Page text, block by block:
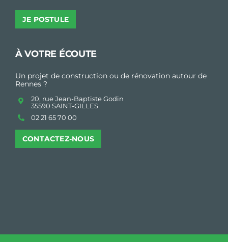
JE POSTULE
À VOTRE ÉCOUTE
Un projet de construction ou de rénovation autour de
Rennes ?
20, rue Jean-Baptiste Godin
35590 SAINT-GILLES
02 21 65 70 00
CONTACTEZ-NOUS